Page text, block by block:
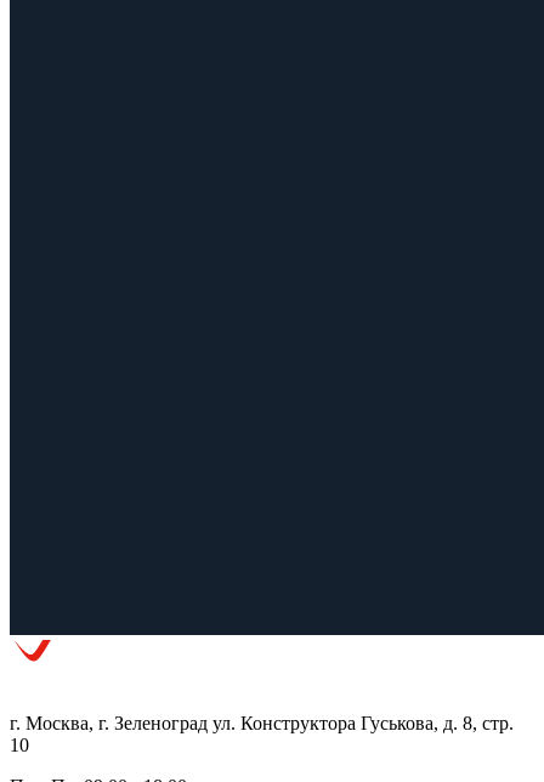
г. Москва, г. Зеленоград ул. Конструктора Гуськова, д. 8, стр.
10